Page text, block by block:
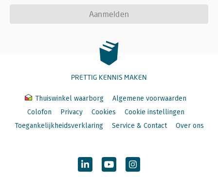
Aanmelden
PRETTIG KENNIS MAKEN
Thuiswinkel waarborg
Algemene voorwaarden
Colofon
Privacy Cookies
Cookie instellingen
Toegankelijkheidsverklaring
Service & Contact Over ons